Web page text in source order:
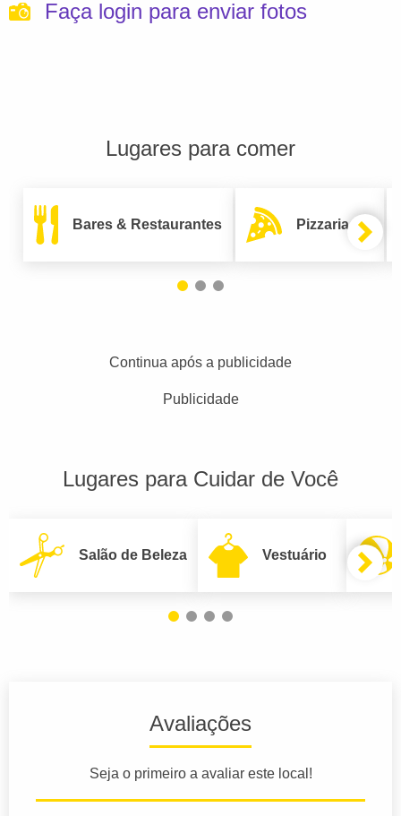
Faça login para enviar fotos
Lugares para comer
Bares & Restaurantes Pizzarias
Continua após a publicidade
Publicidade
Lugares para Cuidar de Você
Salão de Beleza Vestuário
Avaliações
Seja o primeiro a avaliar este local!